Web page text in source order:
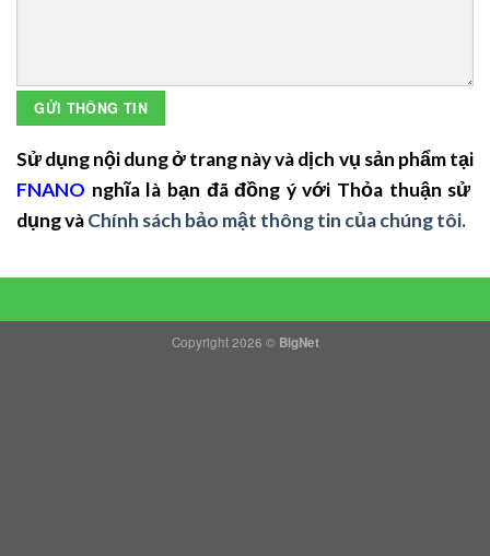
Sử dụng nội dung ở trang này và dịch vụ sản phẩm tại
FNANO nghĩa là bạn đã đồng ý với Thỏa thuận sử
dụng vàChính sách bảo mật thông tin của chúng tôi.
Copyright 2026 © BigNet